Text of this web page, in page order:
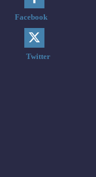
Facebook
Twitter